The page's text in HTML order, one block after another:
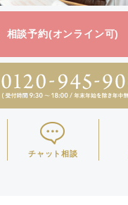
相談予約(オンライン可)
チャット相談